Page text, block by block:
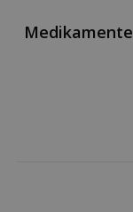
Medikamente